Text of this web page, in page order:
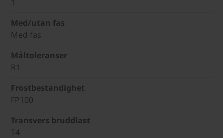
1
Med/utan fas
Med fas
Måltoleranser
R1
Frostbestandighet
FP100
Transvers bruddlast
T4